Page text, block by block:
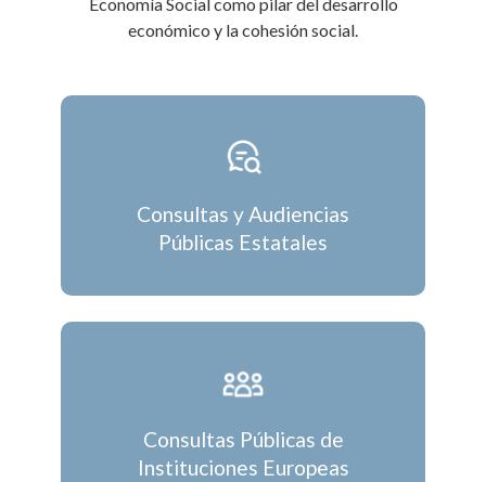
económico y la cohesión social.
Consultas y Audiencias
Públicas Estatales
Consultas Públicas de
Instituciones Europeas